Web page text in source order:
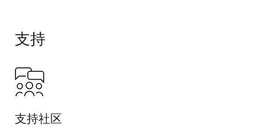
支持
支持社区